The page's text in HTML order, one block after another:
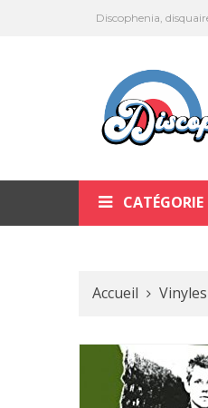
Discophenia,
CATÉGORIE
Accueil